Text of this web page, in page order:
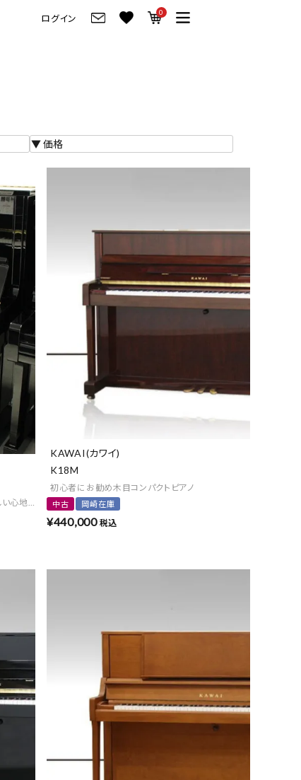
ログイン
0
方
ち情報
格一覧
号一覧
会社情報
東京トップページ
ピアノ買取ページ
よくある質問-買取
い心地よい音色♪
KAWAI(カワイ)
K18M
初心者にお勧め木目コンパクトピアノ
中古 岡崎在庫
¥440,000 税込